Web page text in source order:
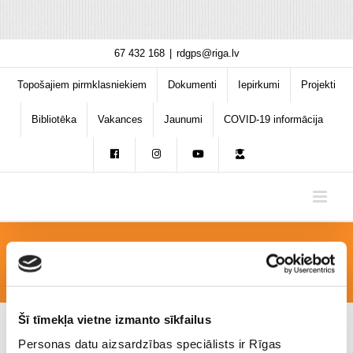
Šī tīmekļa vietne izmanto sīkfailus
Personas datu aizsardzības speciālists ir Rīgas
content
67 432 168 rdgps@riga.lv
Topošajiem pirmklasniekiem Dokumenti Iepirkumi Projekti
Bibliotēka Vakances Jaunumi COVID-19 informācija
DSC_0052